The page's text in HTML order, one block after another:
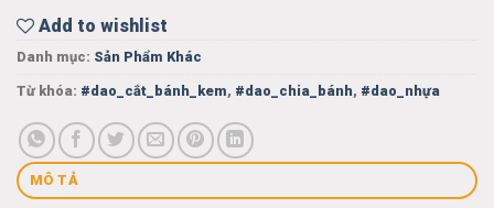
Add to wishlist
Danh mục: Sản Phẩm Khác
Từ khóa: #dao_cắt_bánh_kem, #dao_chia_bánh, #dao_nhựa
MÔ TẢ